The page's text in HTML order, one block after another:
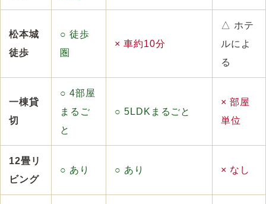
松本城
徒歩
○ 徒歩
圏
× 車約10分
△ ホテ
ルによ
る
一棟貸
切
○ 4部屋
まるご
と
○ 5LDKまるごと
× 部屋
単位
12畳リ
ビング
○ あり ○ あり × なし